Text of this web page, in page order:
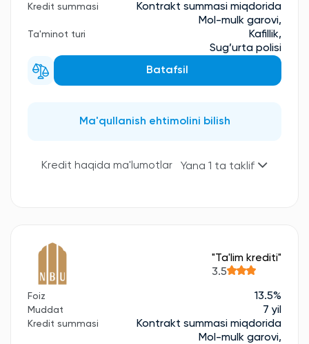
Kredit summasi Kontrakt summasi miqdorida
Ta'minot turi
Mol-mulk garovi,
Kafillik,
Sug’urta polisi
Batafsil
Ma'qullanish ehtimolini bilish
Kredit haqida ma'lumotlar Yana 1 ta taklif
"Ta'lim krediti"
3.5
Foiz 13.5%
Muddat 7 yil
Kredit summasi Kontrakt summasi miqdorida
Mol-mulk garovi,